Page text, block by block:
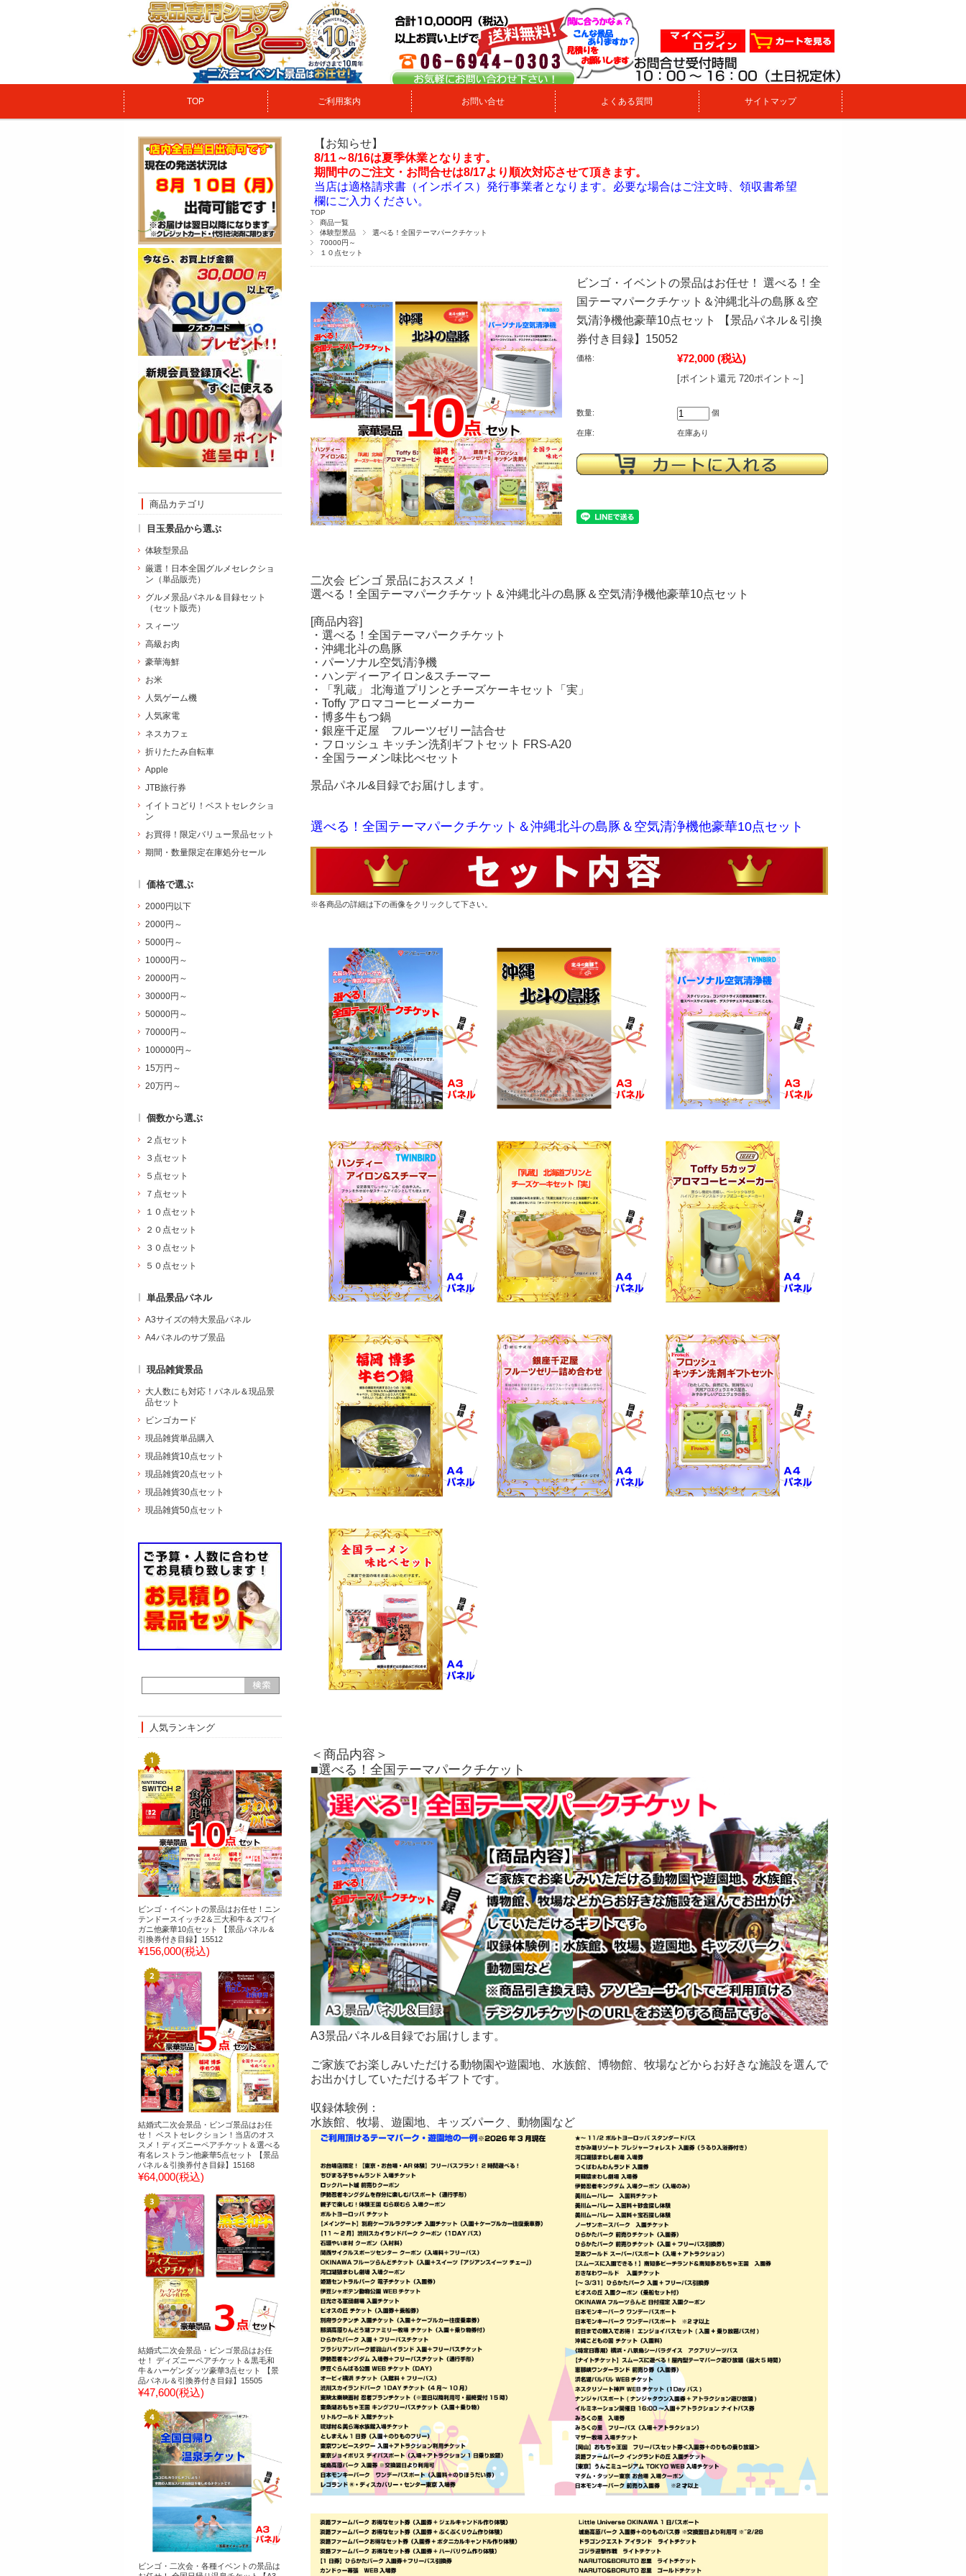
TOP ご利用案内 お問い合せ よくある質問 サイトマップ
【お知らせ】
8/11～8/16は夏季休業となります。
期間中のご注文・お問合せは8/17より順次対応させて頂きます。
当店は適格請求書（インボイス）発行事業者となります。必要な場合はご注文時、領収書希望
欄にご入力ください。
TOP
商品一覧
体験型景品
選べる！全国テーマパークチケット
70000円～
１０点セット
ビンゴ・イベントの景品はお任せ！ 選べる！全
国テーマパークチケット＆沖縄北斗の島豚＆空
気清浄機他豪華10点セット 【景品パネル＆引換
券付き目録】15052
価格: ¥72,000 (税込)
[ポイント還元 720ポイント～]
数量: 個
在庫: 在庫あり
二次会 ビンゴ 景品におススメ！
選べる！全国テーマパークチケット＆沖縄北斗の島豚＆空気清浄機他豪華10点セット
[商品内容]
・選べる！全国テーマパークチケット
・沖縄北斗の島豚
・パーソナル空気清浄機
・ハンディーアイロン&スチーマー
・「乳蔵」 北海道プリンとチーズケーキセット「実」
・Toffy アロマコーヒーメーカー
・博多牛もつ鍋
・銀座千疋屋 フルーツゼリー詰合せ
・フロッシュ キッチン洗剤ギフトセット FRS-A20
・全国ラーメン味比べセット
景品パネル&目録でお届けします。
選べる！全国テーマパークチケット＆沖縄北斗の島豚＆空気清浄機他豪華10点セット
※各商品の詳細は下の画像をクリックして下さい。
＜商品内容＞
■選べる！全国テーマパークチケット
A3景品パネル&目録でお届けします。
ご家族でお楽しみいただける動物園や遊園地、水族館、博物館、牧場などからお好きな施設を選んで
お出かけしていただけるギフトです。
収録体験例：
水族館、牧場、遊園地、キッズパーク、動物園など
商品カテゴリ
目玉景品から選ぶ
体験型景品
厳選！日本全国グルメセレクショ
ン（単品販売）
グルメ景品パネル＆目録セット
（セット販売）
スィーツ
高級お肉
豪華海鮮
お米
人気ゲーム機
人気家電
ネスカフェ
折りたたみ自転車
Apple
JTB旅行券
イイトコどり！ベストセレクショ
ン
お買得！限定バリュー景品セット
期間・数量限定在庫処分セール
価格で選ぶ
2000円以下
2000円～
5000円～
10000円～
20000円～
30000円～
50000円～
70000円～
100000円～
15万円～
20万円～
個数から選ぶ
２点セット
３点セット
５点セット
７点セット
１０点セット
２０点セット
３０点セット
５０点セット
単品景品パネル
A3サイズの特大景品パネル
A4パネルのサブ景品
現品雑貨景品
大人数にも対応！パネル＆現品景
品セット
ビンゴカード
現品雑貨単品購入
現品雑貨10点セット
現品雑貨20点セット
現品雑貨30点セット
現品雑貨50点セット
人気ランキング
ビンゴ・イベントの景品はお任せ！ニン
テンドースイッチ2＆三大和牛＆ズワイ
ガニ他豪華10点セット 【景品パネル＆
引換券付き目録】15512
¥156,000(税込)
結婚式二次会景品・ビンゴ景品はお任
せ！ ベストセレクション！当店のオス
スメ！ディズニーペアチケット＆選べる
有名レストラン他豪華5点セット 【景品
パネル＆引換券付き目録】15168
¥64,000(税込)
結婚式二次会景品・ビンゴ景品はお任
せ！ ディズニーペアチケット＆黒毛和
牛＆ハーゲンダッツ豪華3点セット 【景
品パネル＆引換券付き目録】15505
¥47,600(税込)
ビンゴ・二次会・各種イベントの景品は